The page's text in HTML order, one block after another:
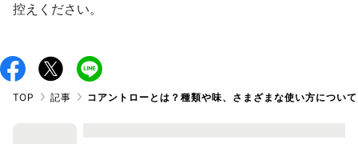
控えください。
TOP 記事 コアントローとは？種類や味、さまざまな使い方につい